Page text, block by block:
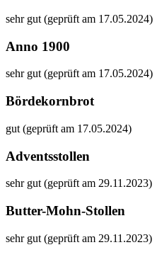
sehr gut (geprüft am 17.05.2024)
Anno 1900
sehr gut (geprüft am 17.05.2024)
Bördekornbrot
gut (geprüft am 17.05.2024)
Adventsstollen
sehr gut (geprüft am 29.11.2023)
Butter-Mohn-Stollen
sehr gut (geprüft am 29.11.2023)